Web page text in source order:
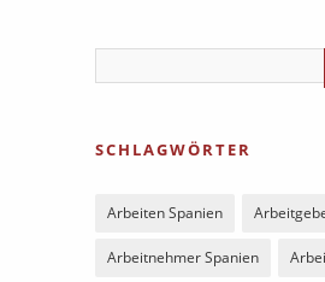
SCHLAGWÖRTER
Arbeiten Spanien
Arbeitnehmer Spanien